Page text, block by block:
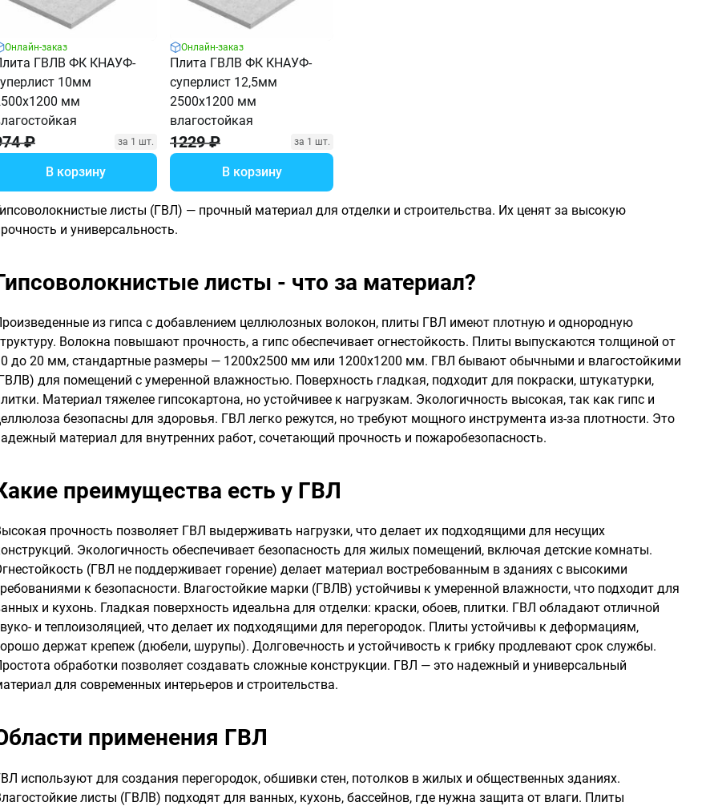
Онлайн-заказ
ГВЛВ ФК КНАУФ-
10мм
мм
₽ за 1 шт.
В корзину
Онлайн-заказ
Плита ГВЛВ ФК КНАУФ-
суперлист 12,5мм
2500х1200 мм
влагостойкая
1229 ₽ за 1 шт.
В корзину
листы (ГВЛ) — прочный материал для отделки и строительства. Их ценят за высокую
и универсальность.
листы - что за материал?
из гипса с добавлением целлюлозных волокон, плиты ГВЛ имеют плотную и однородную
Волокна повышают прочность, а гипс обеспечивает огнестойкость. Плиты выпускаются толщиной от
до 20 мм, стандартные размеры — 1200х2500 мм или 1200х1200 мм. ГВЛ бывают обычными и влагостойкими
для помещений с умеренной влажностью. Поверхность гладкая, подходит для покраски, штукатурки,
Материал тяжелее гипсокартона, но устойчивее к нагрузкам. Экологичность высокая, так как гипс и
безопасны для здоровья. ГВЛ легко режутся, но требуют мощного инструмента из-за плотности. Это
материал для внутренних работ, сочетающий прочность и пожаробезопасность.
преимущества есть у ГВЛ
прочность позволяет ГВЛ выдерживать нагрузки, что делает их подходящими для несущих
Экологичность обеспечивает безопасность для жилых помещений, включая детские комнаты.
(ГВЛ не поддерживает горение) делает материал востребованным в зданиях с высокими
к безопасности. Влагостойкие марки (ГВЛВ) устойчивы к умеренной влажности, что подходит для
и кухонь. Гладкая поверхность идеальна для отделки: краски, обоев, плитки. ГВЛ обладают отличной
и теплоизоляцией, что делает их подходящими для перегородок. Плиты устойчивы к деформациям,
держат крепеж (дюбели, шурупы). Долговечность и устойчивость к грибку продлевают срок службы.
обработки позволяет создавать сложные конструкции. ГВЛ — это надежный и универсальный
для современных интерьеров и строительства.
применения ГВЛ
используют для создания перегородок, обшивки стен, потолков в жилых и общественных зданиях.
листы (ГВЛВ) подходят для ванных, кухонь, бассейнов, где нужна защита от влаги. Плиты